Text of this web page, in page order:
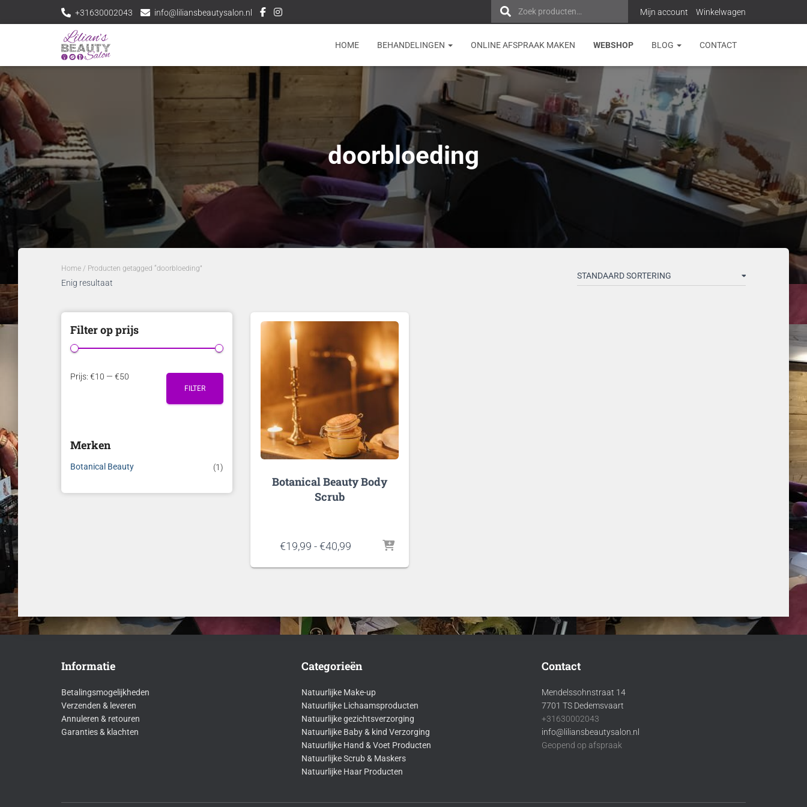
e
n
a
Zoek producten… Mijn account Winkelwagen
+31630002043 info@liliansbeautysalon.nl
HOME BEHANDELINGEN ONLINE AFSPRAAK MAKEN WEBSHOP BLOG CONTACT
doorbloeding
Home / Producten getagged “doorbloeding”
Enig resultaat
Filter op prijs
M
r
M
r
FILTER
Prijs: €10 — €50
Merken
Botanical Beauty (1)
Botanical Beauty Body
Scrub
€19,99 - €40,99Prijsklasse:
tot
Informatie
Betalingsmogelijkheden
Verzenden & leveren
Annuleren & retouren
Garanties & klachten
Categorieën
Natuurlijke Make-up
Natuurlijke Lichaamsproducten
Natuurlijke gezichtsverzorging
Natuurlijke Baby & kind Verzorging
Natuurlijke Hand & Voet Producten
Natuurlijke Scrub & Maskers
Natuurlijke Haar Producten
Contact
Mendelssohnstraat 14
7701 TS Dedemsvaart
+31630002043
info@liliansbeautysalon.nl
Geopend op afspraak